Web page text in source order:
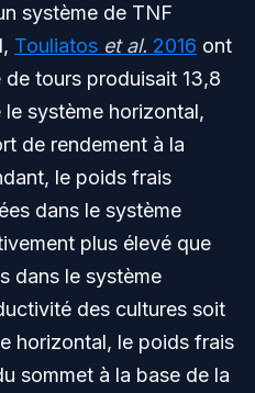
système de TNF
Touliatos et al. 2016 ont
tours produisait 13,8
système horizontal,
de rendement à la
le poids frais
dans le système
plus élevé que
dans le système
des cultures soit
horizontal, le poids frais
sommet à la base de la